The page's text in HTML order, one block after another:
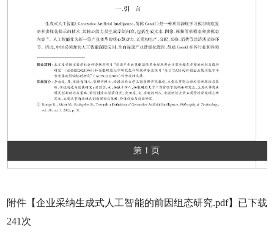
第 1 页
附件【企业采纳生成式人工智能的前因组态研究.pdf】已下载
241 次